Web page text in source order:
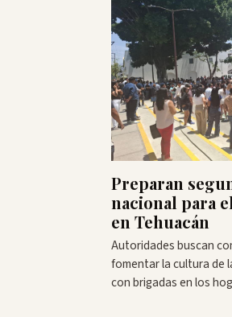
Preparan
nacional para
en Tehuacán
Autoridades buscan
fomentar la cultura de
con brigadas en los